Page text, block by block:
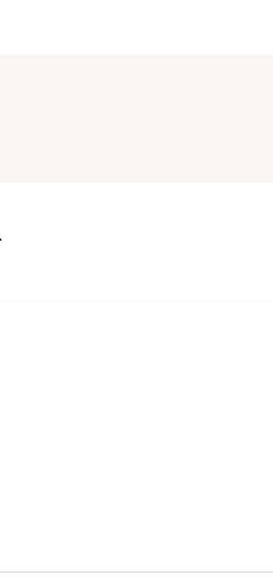
Aller à l'accueil de Crédit Municipal de Paris